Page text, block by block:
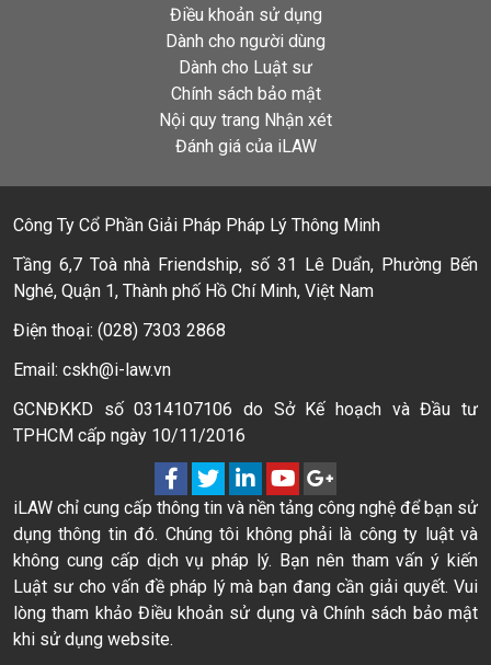
Điều khoản sử dụng
Dành cho người dùng
Dành cho Luật sư
Chính sách bảo mật
Nội quy trang Nhận xét
Đánh giá của iLAW
Công Ty Cổ Phần Giải Pháp Pháp Lý Thông Minh
Tầng 6,7 Toà nhà Friendship, số 31 Lê Duẩn, Phường Bến
Nghé, Quận 1, Thành phố Hồ Chí Minh, Việt Nam
Điện thoại: (028) 7303 2868
Email: cskh@i-law.vn
GCNĐKKD số 0314107106 do Sở Kế hoạch và Đầu tư
TPHCM cấp ngày 10/11/2016
iLAW chỉ cung cấp thông tin và nền tảng công nghệ để bạn sử
dụng thông tin đó. Chúng tôi không phải là công ty luật và
không cung cấp dịch vụ pháp lý. Bạn nên tham vấn ý kiến
Luật sư cho vấn đề pháp lý mà bạn đang cần giải quyết. Vui
lòng tham khảo Điều khoản sử dụng và Chính sách bảo mật
khi sử dụng website.